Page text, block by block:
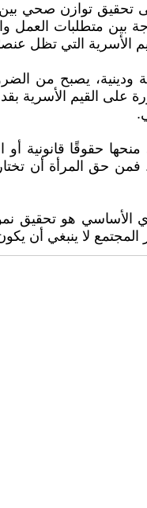
إلى تحقيق توازن
بين متطلبات العمل
الأسرية التي تظل
يصبح من
على القيم الأسرية
حقوقًا قانونية
فمن حق المرأة أن
الأساسي هو تحقيق
المجتمع لا ينبغي